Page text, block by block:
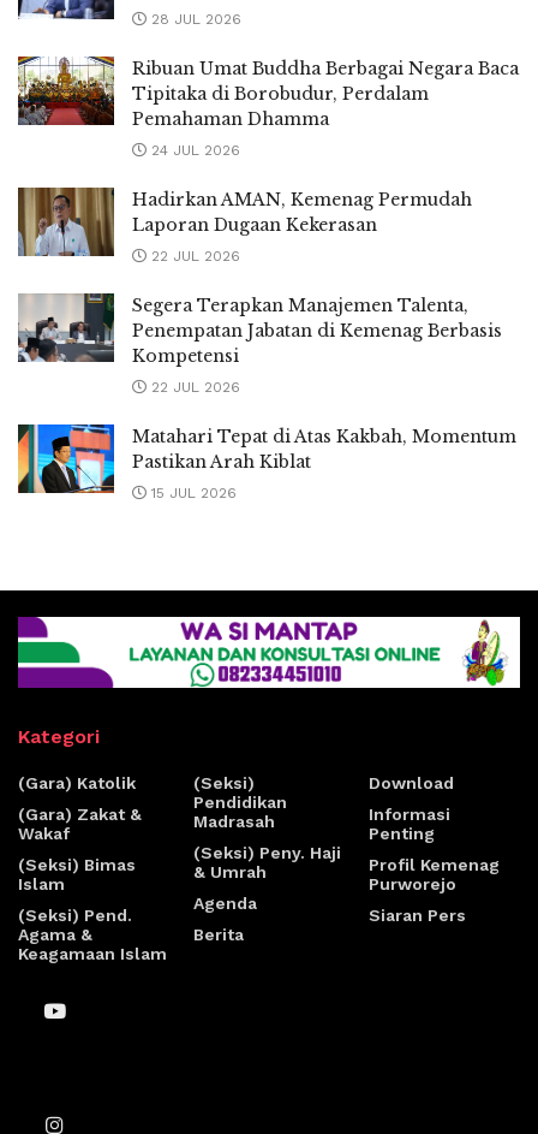
28 JUL 2026
Ribuan Umat Buddha Berbagai Negara Baca
Tipitaka di Borobudur, Perdalam
Pemahaman Dhamma
24 JUL 2026
Hadirkan AMAN, Kemenag Permudah
Laporan Dugaan Kekerasan
22 JUL 2026
Segera Terapkan Manajemen Talenta,
Penempatan Jabatan di Kemenag Berbasis
Kompetensi
22 JUL 2026
Matahari Tepat di Atas Kakbah, Momentum
Pastikan Arah Kiblat
15 JUL 2026
Kategori
(Gara) Katolik
(Gara) Zakat &
Wakaf
(Seksi) Bimas
Islam
(Seksi) Pend.
Agama &
Keagamaan Islam
(Seksi)
Pendidikan
Madrasah
(Seksi) Peny. Haji
& Umrah
Agenda
Berita
Download
Informasi
Penting
Profil Kemenag
Purworejo
Siaran Pers